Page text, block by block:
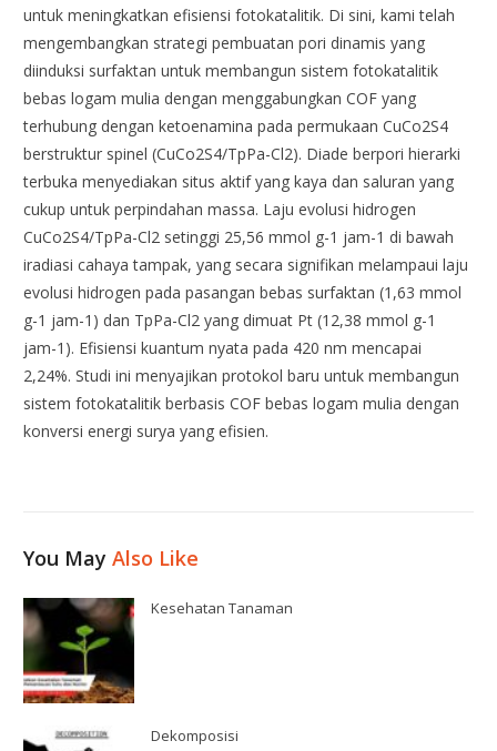
untuk meningkatkan efisiensi fotokatalitik. Di sini, kami telah
mengembangkan strategi pembuatan pori dinamis yang
diinduksi surfaktan untuk membangun sistem fotokatalitik
bebas logam mulia dengan menggabungkan COF yang
terhubung dengan ketoenamina pada permukaan CuCo2S4
berstruktur spinel (CuCo2S4/TpPa-Cl2). Diade berpori hierarki
terbuka menyediakan situs aktif yang kaya dan saluran yang
cukup untuk perpindahan massa. Laju evolusi hidrogen
CuCo2S4/TpPa-Cl2 setinggi 25,56 mmol g-1 jam-1 di bawah
iradiasi cahaya tampak, yang secara signifikan melampaui laju
evolusi hidrogen pada pasangan bebas surfaktan (1,63 mmol
g-1 jam-1) dan TpPa-Cl2 yang dimuat Pt (12,38 mmol g-1
jam-1). Efisiensi kuantum nyata pada 420 nm mencapai
2,24%. Studi ini menyajikan protokol baru untuk membangun
sistem fotokatalitik berbasis COF bebas logam mulia dengan
konversi energi surya yang efisien.
You MayAlso Like
Kesehatan Tanaman
Dekomposisi